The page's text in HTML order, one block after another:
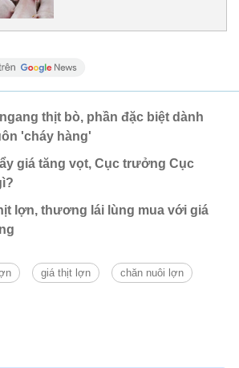
thịt bò, phần đặc biệt dành
'cháy hàng'
giá tăng vọt, Cục trưởng Cục
lợn, thương lái lùng mua với giá
giá thịt lợn chăn nuôi lợn